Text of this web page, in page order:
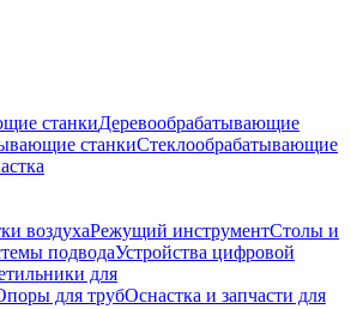
станкиДеревообрабатывающие
станкиСтеклообрабатывающие
воздухаРежущий инструментСтолы и
подводаУстройства цифровой
для
для трубОснастка и запчасти для